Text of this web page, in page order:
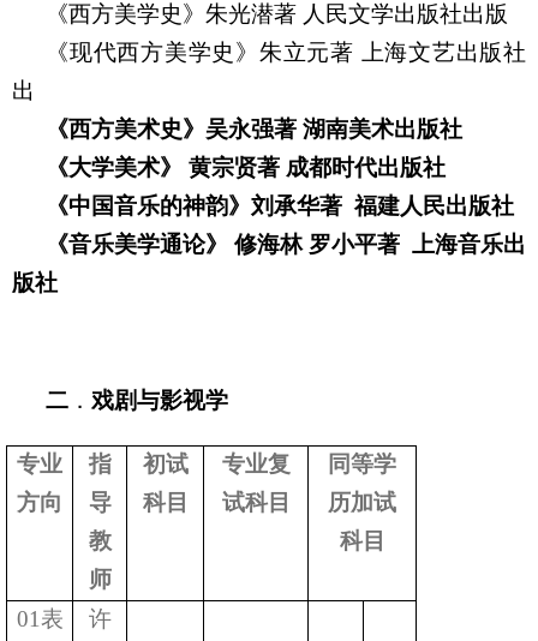
《西方美学史》朱光潜著 人民文学出版社出版
《现代西方美学史》朱立元著
上海文艺出版社
出
《西方美术史》吴永强著 湖南美术出版社
《大学美术》
黄宗贤著 成都时代出版社
《中国音乐的神韵》刘承华著 福建人民出版社
《音乐美学通论》
修海林 罗小平著 上海音乐出
版社
二 ． 戏剧与影视学
专业
方向
指
导
教
师
初试
科目
专业复
试科目
同等学
历加试
科目
01表
许